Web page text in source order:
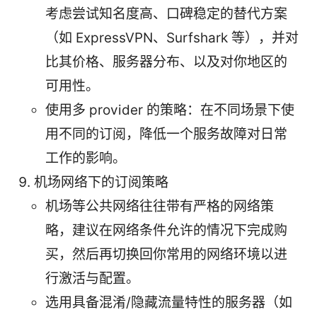
考虑尝试知名度高、口碑稳定的替代方案
（如 ExpressVPN、Surfshark 等），并对
比其价格、服务器分布、以及对你地区的
可用性。
使用多 provider 的策略：在不同场景下使
用不同的订阅，降低一个服务故障对日常
工作的影响。
机场网络下的订阅策略
机场等公共网络往往带有严格的网络策
略，建议在网络条件允许的情况下完成购
买，然后再切换回你常用的网络环境以进
行激活与配置。
选用具备混淆/隐藏流量特性的服务器（如